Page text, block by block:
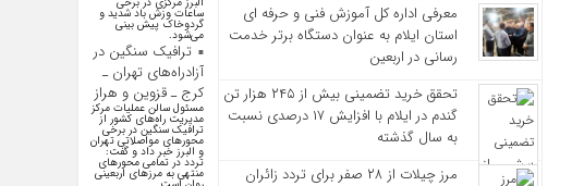
معرفی اداره کل آموزش فنی و حرفه‌ ای
استان ایلام به‌ عنوان دستگاه برتر خدمت‌
رسانی در اربعین
تحقق خرید تضمینی بیش از ۲۴۵ هزار تن
گندم در ایلام با افزایش ۱۷ درصدی نسبت
به سال گذشته
مرز چیلات از ۲۸ صفر برای تردد زائران
ساعات وزش باد شدید و
گردوخاک پیش بینی
می‌شود.
ترافیک سنگین در
آزادراه‌های تهران ـ
کرج ـ قزوین و هراز
مسئول سالن عملیات مرکز
مدیریت راه‌های کشور از
ترافیک سنگین در برخی
محورهای مواصلاتی تهران
و البرز خبر داد و گفت:
تردد در تمامی محورهای
منتهی به مرزهای اربعینی